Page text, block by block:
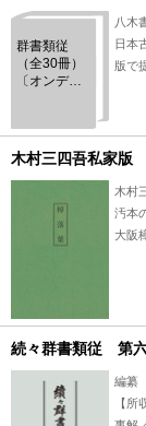
群書類従
（全30冊）
〔オンデマ
八木
日本
版で
読
木村三四吾私家版
木村
汚本
大阪
※「
続々群書類従 第
編纂
【